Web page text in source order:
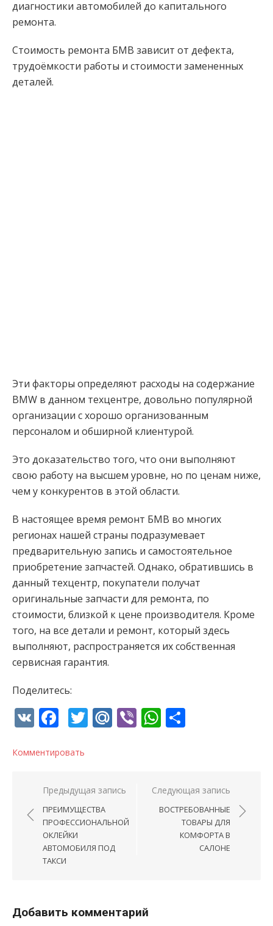
диагностики автомобилей до капитального
ремонта.
Стоимость ремонта БМВ зависит от дефекта,
трудоёмкости работы и стоимости замененных
деталей.
Эти факторы определяют расходы на содержание
BMW в данном техцентре, довольно популярной
организации с хорошо организованным
персоналом и обширной клиентурой.
Это доказательство того, что они выполняют
свою работу на высшем уровне, но по ценам ниже,
чем у конкурентов в этой области.
В настоящее время ремонт БМВ во многих
регионах нашей страны подразумевает
предварительную запись и самостоятельное
приобретение запчастей. Однако, обратившись в
данный техцентр, покупатели получат
оригинальные запчасти для ремонта, по
стоимости, близкой к цене производителя. Кроме
того, на все детали и ремонт, который здесь
выполняют, распространяется их собственная
сервисная гарантия.
Поделитесь:
VK Facebook
Twitter
Mail.Ru
ViberWhatsApp
Комментировать
Навигация по записям
Предыдущая запись
ПРЕИМУЩЕСТВА
ПРОФЕССИОНАЛЬНОЙ
ОКЛЕЙКИ
АВТОМОБИЛЯ ПОД
ТАКСИ
Следующая запись
ВОСТРЕБОВАННЫЕ
ТОВАРЫ ДЛЯ
КОМФОРТА В
САЛОНЕ
Добавить комментарий